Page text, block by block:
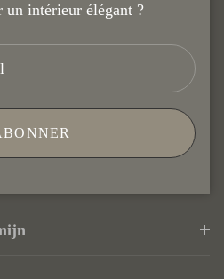
un intérieur élégant ?